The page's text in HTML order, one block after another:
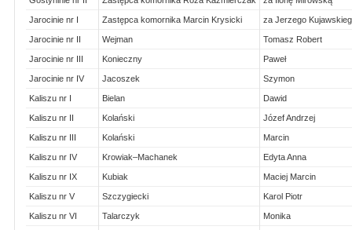
Jarocinie nr I Zastępca komornika Marcin Krysicki za Jerzego
Jarocinie nr II Wejman Tomasz Robert
Jarocinie nr III Konieczny Paweł
Jarocinie nr IV Jacoszek Szymon
Kaliszu nr I Bielan Dawid
Kaliszu nr II Kolański Józef Andrzej
Kaliszu nr III Kolański Marcin
Kaliszu nr IV Krowiak–Machanek Edyta Anna
Kaliszu nr IX Kubiak Maciej Marcin
Kaliszu nr V Szczygiecki Karol Piotr
Kaliszu nr VI Talarczyk Monika